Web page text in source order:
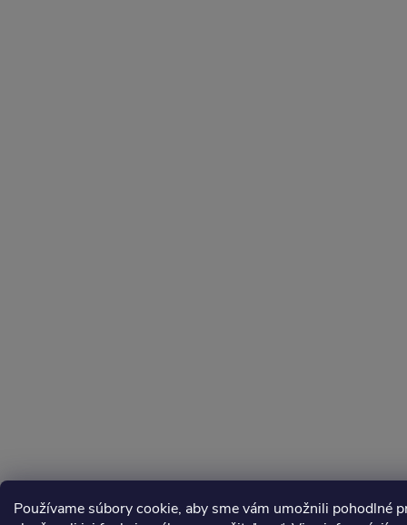
Používame súbory cookie, aby sme vám umožnili pohodlné